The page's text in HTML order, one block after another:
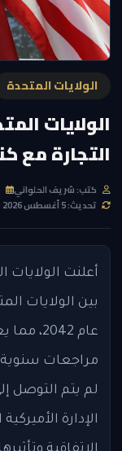
الولايات المتحدة
الولايات
التجارة مع
كتب: شريف الحلواني
تحديث: 5 أغسطس 2026 — 11:00 AM
أعلنت الولايات
عام
لم يتم التوصل
الإدارة